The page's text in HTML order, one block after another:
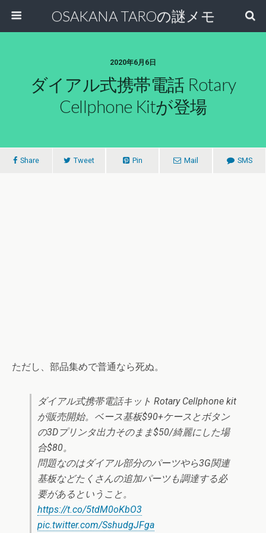
OSAKANA TAROの謎メモ
2020年6月6日
ダイアル式携帯電話 Rotary
Cellphone Kitが登場
Share Tweet Pin Mail SMS
ただし、部品集めで普通なら死ぬ。
ダイアル式携帯電話キット Rotary Cellphone kit
が販売開始。ベース基板$90+ケースとボタン
の3Dプリンタ出力そのまま$50/綺麗にした場
合$80。
問題なのはダイアル部分のパーツやら3G関連
基板などたくさんの追加パーツも調達する必
要があるということ。
https://t.co/5tdM0oKbO3
pic.twitter.com/SshudgJFga